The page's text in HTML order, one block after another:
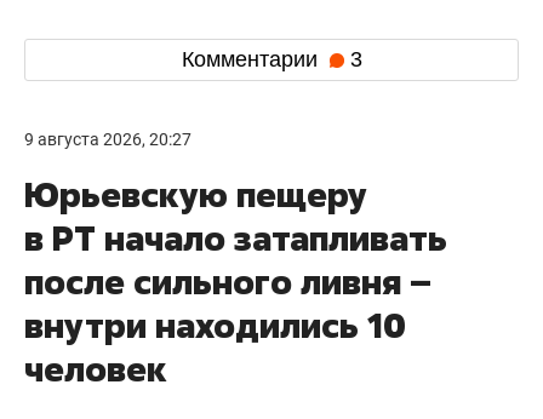
Комментарии 3
9 августа 2026, 20:27
Юрьевскую пещеру
в РТ начало затапливать
после сильного ливня –
внутри находились 10
человек